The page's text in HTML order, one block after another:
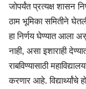
जोपर्यंत प्रत्यक्ष शासन
ठाम भूमिका समितीने
हा निर्णय घेण्यात आला
नाही, असा इशाराही
राबविण्यासाठी
करणार आहे.विद्यार्थ्यांचे